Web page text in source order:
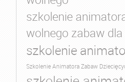
szkolenie
wolnego zabaw
szkolenie
Szkolenie Animatora Zabaw